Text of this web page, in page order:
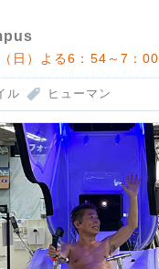
日）よる6：54～7：00
ル ヒューマン